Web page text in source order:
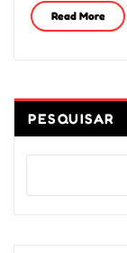
Read More
PESQUISAR